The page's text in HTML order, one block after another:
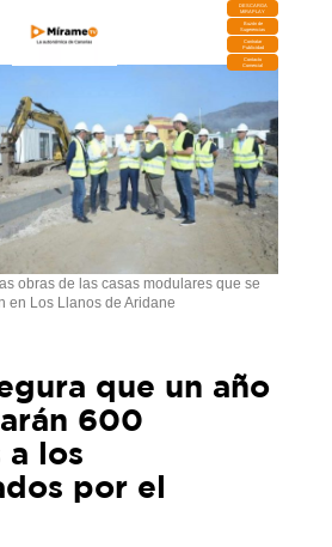
DESCARGA
MIRAPLAY
Buzón de
Sugerencias
Contratar
Publicidad
Contacto
Comercial
obras de las casas modulares que se
en Los Llanos de Aridane
que un año
600
los
por el